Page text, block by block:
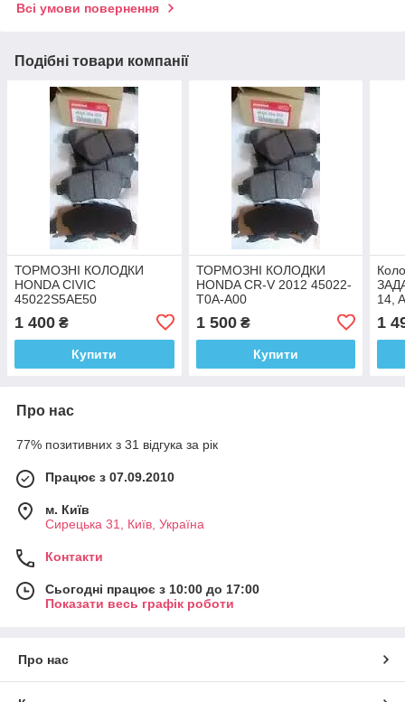
Всі умови повернення
Подібні товари компанії
ТОРМОЗНІ КОЛОДКИ
HONDA CIVIC
45022S5AE50
1 400 ₴
Купити
ТОРМОЗНІ КОЛОДКИ
HONDA CR-V 2012 45022-
T0A-A00
1 500₴
Купити
14,
Q5
1
Про нас
77% позитивних з 31 відгука за рік
Працює з 07.09.2010
м. Київ
Сирецька 31, Київ, Україна
Контакти
Сьогодні працює з 10:00 до 17:00
Показати весь графік роботи
Про нас